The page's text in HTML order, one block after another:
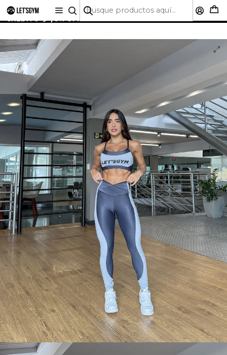
🚚 ENVÍO GRATIS A TODO CHILE SOBRE $50.000 | HASTA
6 CUOTAS SIN INTERÉS CON CUALQUIER TARJETA DE
CRÉDITO 💳 | 5% OFF PRIMERA COMPRA